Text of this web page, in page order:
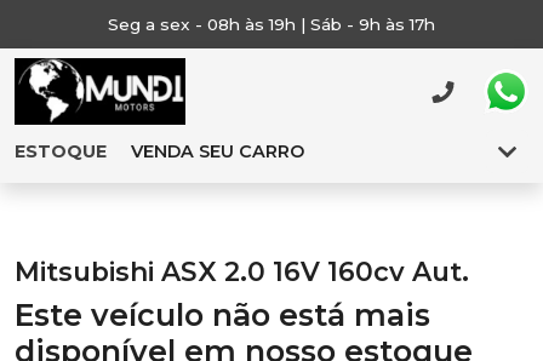
Seg a sex - 08h às 19h | Sáb - 9h às 17h
ESTOQUE VENDA SEU CARRO
Mitsubishi ASX 2.0 16V 160cv Aut.
Este veículo não está mais
disponível em nosso estoque